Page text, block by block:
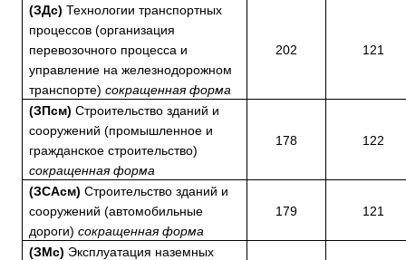
(ЗДс) Технологии транспортных
процессов (организация
перевозочного процесса и
управление на железнодорожном
транспорте) сокращенная форма
202 121
(ЗПсм) Строительство зданий и
сооружений (промышленное и
гражданское строительство)
сокращенная форма
178 122
(ЗСАсм) Строительство зданий и
сооружений (автомобильные
дороги) сокращенная форма
179 121
(ЗМс) Эксплуатация наземных